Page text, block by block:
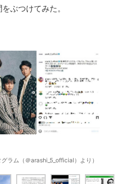
ぶつけてみた。
ラム（＠arashi_5_official）より）